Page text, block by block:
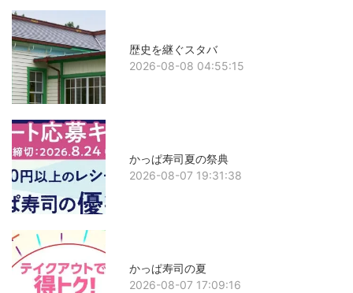
歴史を継ぐスタバ
2026-08-08 04:55:15
かっぱ寿司夏の祭典
2026-08-07 19:31:38
かっぱ寿司の夏
2026-08-07 17:09:16